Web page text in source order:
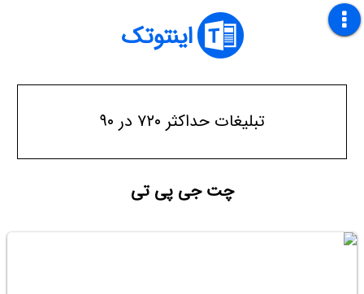
اینتوتک
تبلیغات حداکثر ۷۲۰ در ۹۰
چت جی پی تی